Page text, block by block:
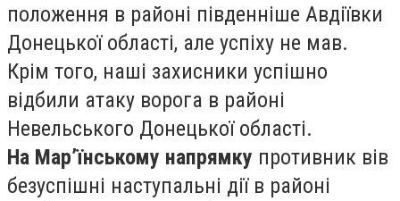
положення в районі південніше Авдіївки
Донецької області, але успіху не мав.
Крім того, наші захисники успішно
відбили атаку ворога в районі
Невельського Донецької області.
На Мар’їнському напрямку противник вів
безуспішні наступальні дії в районі